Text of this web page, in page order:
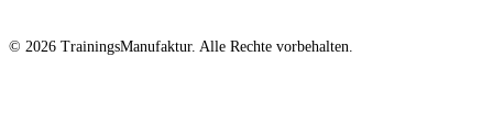
© 2026 TrainingsManufaktur. Alle Rechte vorbehalten.